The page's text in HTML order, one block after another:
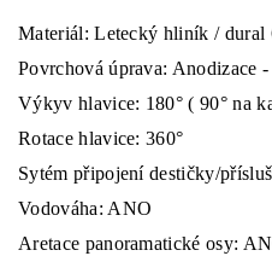
Materiál: Letecký hliník / dural
Povrchová úprava: Anodizace
Výkyv hlavice: 180° ( 90° na
Rotace hlavice: 360°
Sytém připojení destičky/
Vodováha: ANO
Aretace panoramatické osy: